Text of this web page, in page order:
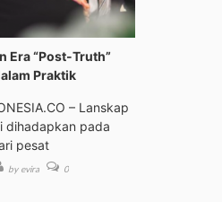
Era “Post-Truth”
Praktik
– Lanskap
dihadapkan pada
pesat
by evira 0